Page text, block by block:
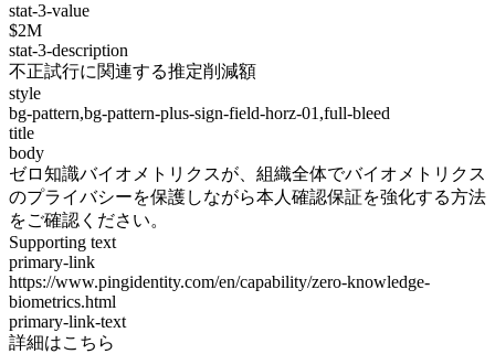
stat-3-value
$2M
stat-3-description
不正試行に関連する推定削減額
style
bg-pattern,bg-pattern-plus-sign-field-horz-01,full-bleed
title
body
ゼロ知識バイオメトリクスが、組織全体でバイオメトリクス
のプライバシーを保護しながら本人確認保証を強化する方法
をご確認ください。
Supporting text
primary-link
https://www.pingidentity.com/en/capability/zero-knowledge-
biometrics.html
primary-link-text
詳細はこちら